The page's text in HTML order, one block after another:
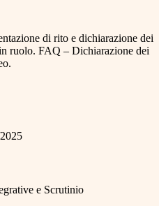
di rito e dichiarazione dei
ruolo. FAQ – Dichiarazione dei
e Scrutinio